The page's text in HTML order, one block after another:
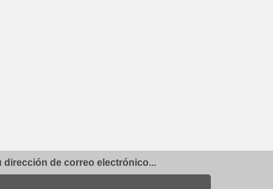
de correo electrónico...